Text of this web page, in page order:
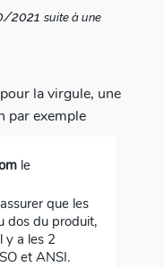
2021 suite à une
la virgule, une
par exemple
le
que les
dos du produit,
y a les 2
et ANSI.